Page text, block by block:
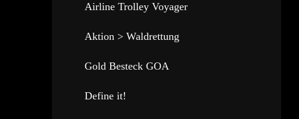
Airline Trolley Voyager
Aktion > Waldrettung
Gold Besteck GOA
Define it!